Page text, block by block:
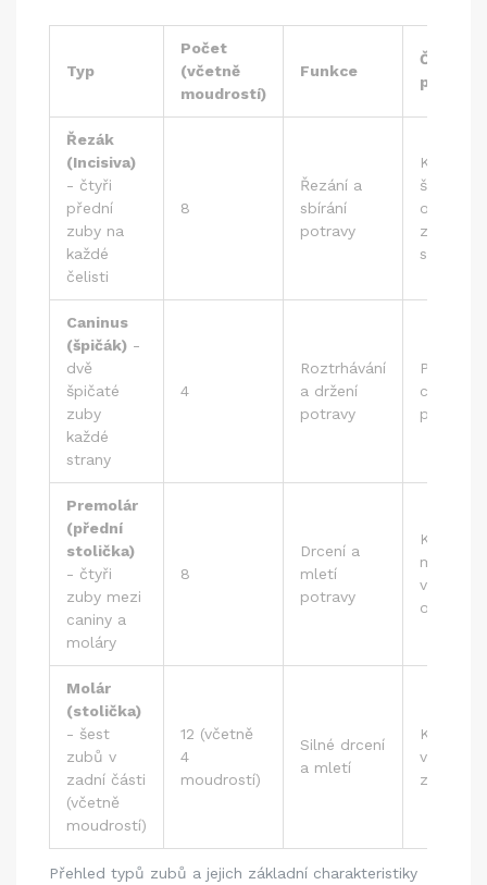
Přehled typů zubů a jejich základní charakteristiky
Typ
Počet
(včetně
moudrostí)
Funkce
Časté
Řezák
(Incisiva)
- čtyři
přední
zuby na
každé
čelisti
8
Řezání a
sbírání
potravy
Kariés na
špičce,
z
skřípání
Caninus
(špičák) -
dvě
špičaté
zuby
každé
strany
4
Roztrhávání
a držení
potravy
citlivost
pulp
Premolár
(přední
stolička)
- čtyři
zuby mezi
caniny a
moláry
8
Drcení a
mletí
potravy
Kariés
mezi
vrcholy,
Molár
(stolička)
- šest
zubů v
zadní části
(včetně
moudrostí)
12 (včetně
4
moudrostí)
Silné drcení
a mletí
Kariés v
zánět